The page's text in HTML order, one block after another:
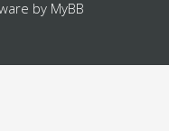
by MyBB